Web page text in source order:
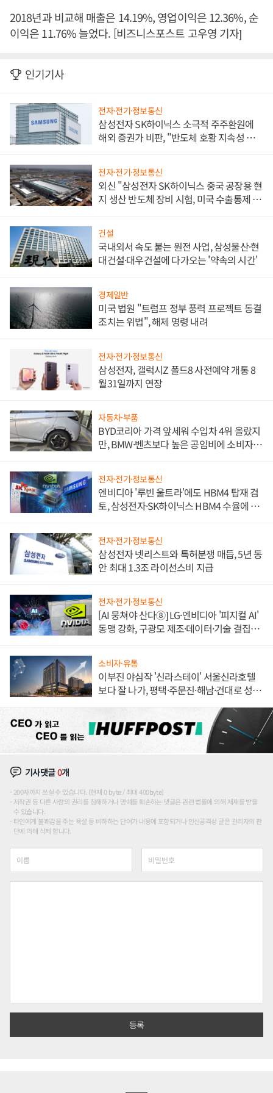
2018년과 비교해 매출은 14.19%, 영업이익은 12.36%, 순
이익은 11.76% 늘었다. [비즈니스포스트 고우영 기자]
인기기사
전자·전기·정보통신
삼성전자 SK하이닉스 소극적 주주환원에
해외 증권가 비판, "반도체 호황 지속성 의
전자·전기·정보통신
외신 "삼성전자 SK하이닉스 중국 공장용 현
지 생산 반도체 장비 시험, 미국 수출통제 대
건설
국내외서 속도 붙는 원전 사업, 삼성물산·현
대건설·대우건설에 다가오는 '약속의 시간'
경제일반
미국 법원 "트럼프 정부 풍력 프로젝트 동결
조치는 위법", 해제 명령 내려
전자·전기·정보통신
삼성전자, 갤럭시Z 폴드8 사전예약 개통 8
월31일까지 연장
자동차·부품
BYD코리아 가격 앞세워 수입차 4위 올랐지
만, BMW·벤츠보다 높은 공임비에 소비자
전자·전기·정보통신
엔비디아 '루빈 울트라'에도 HBM4 탑재 검
토, 삼성전자·SK하이닉스 HBM4 수율에 주
전자·전기·정보통신
삼성전자 넷리스트와 특허분쟁 매듭, 5년 동
안 최대 1.3조 라이선스비 지급
전자·전기·정보통신
[AI 뭉쳐야 산다⑧] LG·엔비디아 '피지컬 AI'
동맹 강화, 구광모 제조·데이터·기술 결집
소비자·유통
이부진 야심작 '신라스테이' 서울신라호텔
보다 잘 나가, 평택·주문진·해남·건대로 성
기사댓글0개
200자까지 쓰실 수 있습니다. (현재 0 byte / 최대 400byte)
저작권 등 다른 사람의 권리를 침해하거나 명예를 훼손하는 댓글은 관련 법률에 의해 제재를 받을
수 있습니다.
타인에게 불쾌감을 주는 욕설 등 비하하는 단어가 내용에 포함되거나 인신공격성 글은 관리자의 판
단에 의해 삭제 합니다.